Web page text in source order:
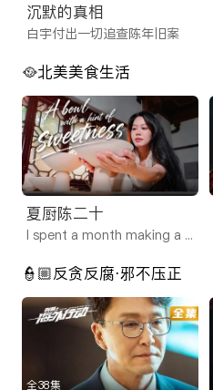
沉默的真相
白宇付出一切追查陈年旧案
🥘北美美食生活
夏厨陈二十
I spent a month making a bowl of nothing
👮🏼反贪反腐·邪不压正
全38集